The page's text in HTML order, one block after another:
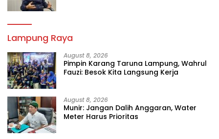
Lampung Raya
August 8, 2026
Pimpin Karang Taruna Lampung, Wahrul
Fauzi: Besok Kita Langsung Kerja
August 8, 2026
Munir: Jangan Dalih Anggaran, Water
Meter Harus Prioritas